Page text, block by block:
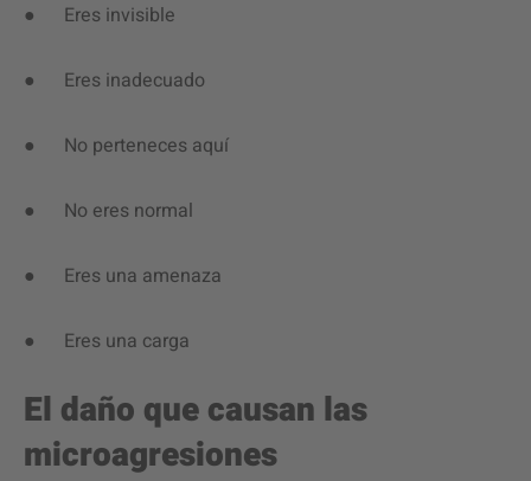
● Eres invisible
● Eres inadecuado
● No perteneces aquí
● No eres normal
● Eres una amenaza
● Eres una carga
El daño que causan las
microagresiones